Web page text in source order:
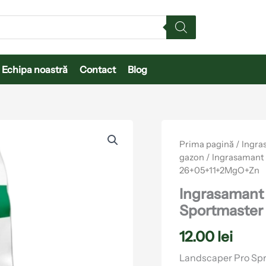
Echipa noastră Contact Blog
Prima pagină /
gazon /
26+05+11+2MgO+Zn
Sportmaster
12.00 lei
Landscaper Pro
pentru
gazon
Landscaper
Sportmaster
26+05+11+2MgO+Zn